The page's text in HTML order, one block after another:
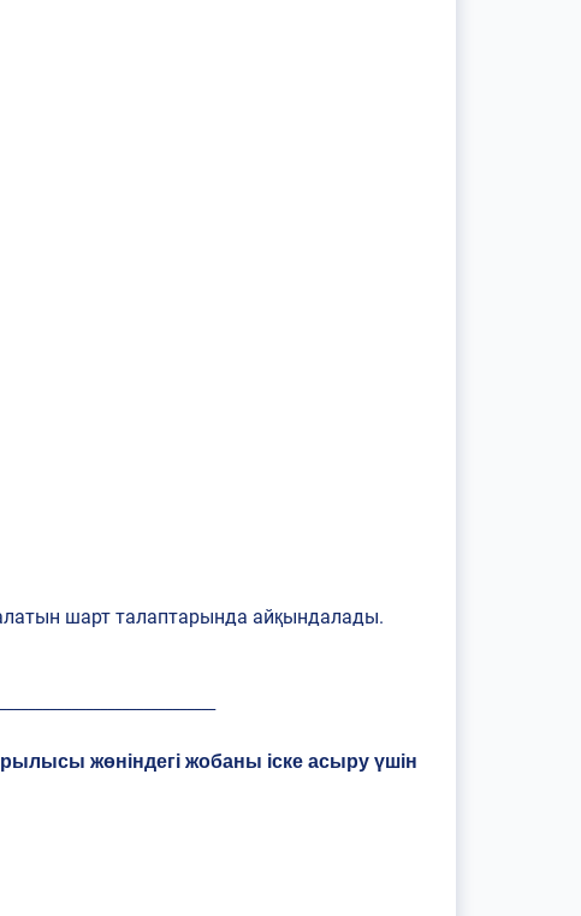
шарт талаптарында айқындалады.
жөніндегі жобаны іске асыру үшін